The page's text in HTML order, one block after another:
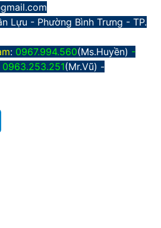
Lựu - Phường Bình Trưng - TP.
: 0967.994.560(Ms.Huyền) -
0963.253.251(Mr.Vũ) -